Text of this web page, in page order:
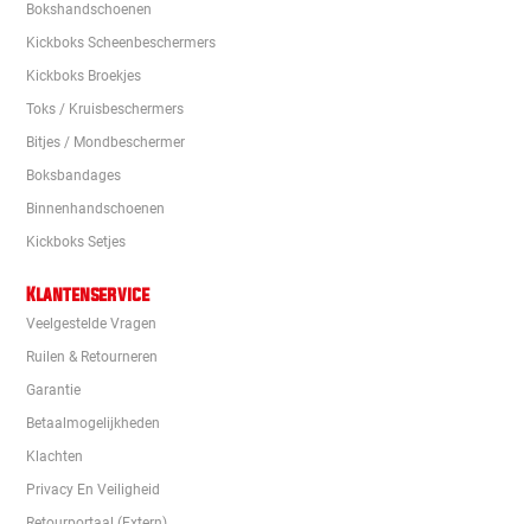
Bokshandschoenen
Kickboks Scheenbeschermers
Kickboks Broekjes
Toks / Kruisbeschermers
Bitjes / Mondbeschermer
Boksbandages
Binnenhandschoenen
Kickboks Setjes
Klantenservice
Veelgestelde Vragen
Ruilen & Retourneren
Garantie
Betaalmogelijkheden
Klachten
Privacy En Veiligheid